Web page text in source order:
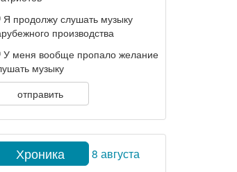
Я продолжу слушать музыку
производства
У меня вообще пропало желание
музыку
отправить
Хроника 8 августа